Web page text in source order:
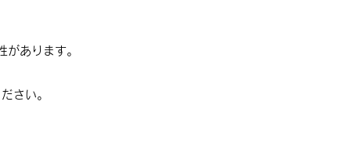
あります。
さい。